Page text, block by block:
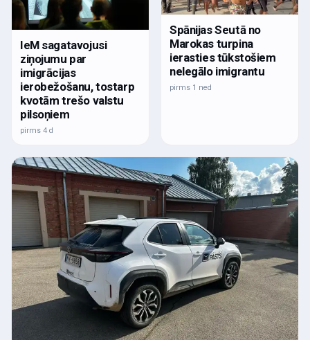
IeM sagatavojusi
ziņojumu par
imigrācijas
ierobežošanu, tostarp
kvotām trešo valstu
pilsoņiem
pirms 4 d
Spānijas Seutā no
Marokas turpina
ierasties tūkstošiem
nelegālo imigrantu
pirms 1 ned